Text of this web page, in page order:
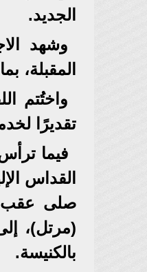
الجديد.
وشهد
المقبلة،
واختُتم
تقديرًا
فيما
القداس
صلى عقب
(مرتل)،
بالكنيسة.